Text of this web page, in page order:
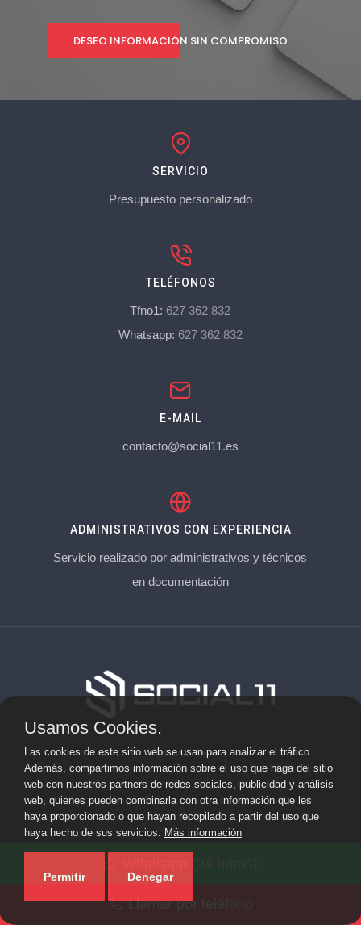
Llamar por teléfono
DESEO INFORMACIÓN SIN COMPROMISO
SERVICIO
Presupuesto personalizado
TELÉFONOS
Tfno1: 627 362 832
Whatsapp: 627 362 832
E-MAIL
contacto@social11.es
ADMINISTRATIVOS CON EXPERIENCIA
Servicio realizado por administrativos y técnicos
en documentación
Aviso Legal
Privacidad
Cookies
posicionamiento web y SEO ·
Usamos Cookies.
Las cookies de este sitio web se usan para analizar el tráfico.
Además, compartimos información sobre el uso que haga del sitio
web con nuestros partners de redes sociales, publicidad y análisis
web, quienes pueden combinarla con otra información que les
haya proporcionado o que hayan recopilado a partir del uso que
haya hecho de sus servicios. Más información
Permitir Denegar